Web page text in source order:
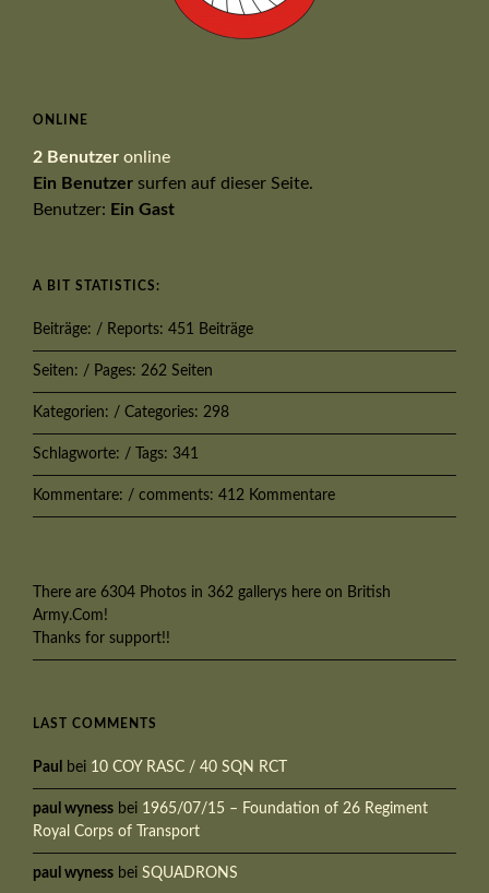
ONLINE
2 Benutzer online
Ein Benutzer surfen auf dieser Seite.
Benutzer: Ein Gast
A BIT STATISTICS:
Beiträge: / Reports: 451 Beiträge
Seiten: / Pages: 262 Seiten
Kategorien: / Categories: 298
Schlagworte: / Tags: 341
Kommentare: / comments: 412 Kommentare
There are 6304 Photos in 362 gallerys here on British
Army.Com!
Thanks for support!!
LAST COMMENTS
Paul bei 10 COY RASC / 40 SQN RCT
paul wyness bei 1965/07/15 – Foundation of 26 Regiment
Royal Corps of Transport
paul wyness bei SQUADRONS